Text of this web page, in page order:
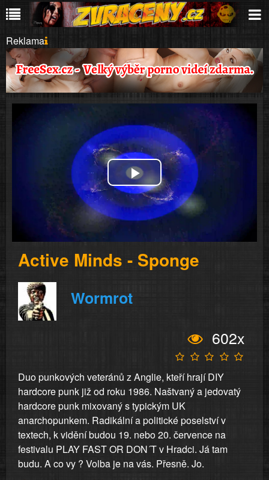
Reklama
Play
Video
Active Minds - Sponge
Wormrot
602x
Duo punkových veteránů z Anglie, kteří hrají DIY
hardcore punk již od roku 1986. Naštvaný a jedovatý
hardcore punk mixovaný s typickým UK
anarchopunkem. Radikální a politické poselství v
textech, k vidění budou 19. nebo 20. července na
festivalu PLAY FAST OR DON´T v Hradci. Já tam
budu. A co vy ? Volba je na vás. Přesně. Jo.